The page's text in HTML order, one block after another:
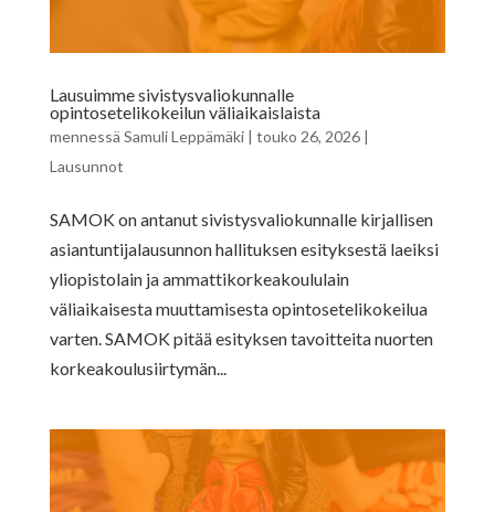
Lausuimme sivistysvaliokunnalle
opintosetelikokeilun väliaikaislaista
mennessä Samuli Leppämäki| touko 26, 2026|
Lausunnot
SAMOK on antanut sivistysvaliokunnalle kirjallisen
asiantuntijalausunnon hallituksen esityksestä laeiksi
yliopistolain ja ammattikorkeakoululain
väliaikaisesta muuttamisesta opintosetelikokeilua
varten. SAMOK pitää esityksen tavoitteita nuorten
korkeakoulusiirtymän...